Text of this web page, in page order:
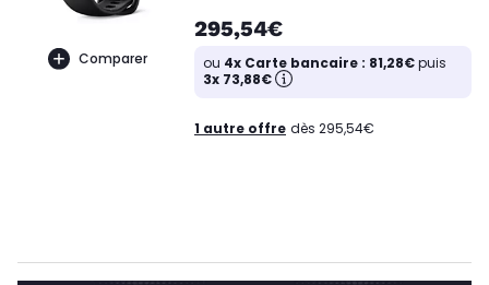
Comparer
295,54€
ou 4x Carte bancaire : 81,28€puis
3x 73,88€
1 autre offre dès 295,54€